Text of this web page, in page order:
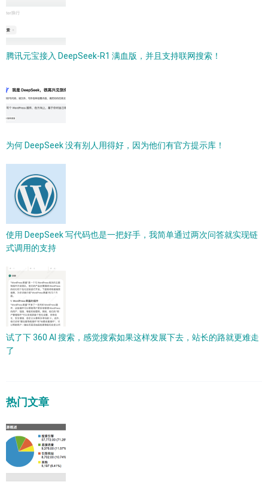
腾讯元宝接入 DeepSeek-R1 满血版，并且支持联网搜索！
为何 DeepSeek 没有别人用得好，因为他们有官方提示库！
使用 DeepSeek 写代码也是一把好手，我简单通过两次问答就实现链
式调用的支持
试了下 360 AI 搜索，感觉搜索如果这样发展下去，站长的路就更难走
了
热门文章